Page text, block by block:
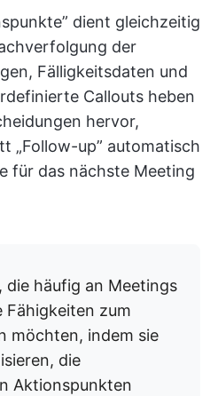
dient gleichzeitig
der
Fälligkeitsdaten und
Callouts heben
hervor,
„Follow-up” automatisch
für das nächste Meeting
die häufig an Meetings
Fähigkeiten zum
möchten, indem sie
die
Aktionspunkten